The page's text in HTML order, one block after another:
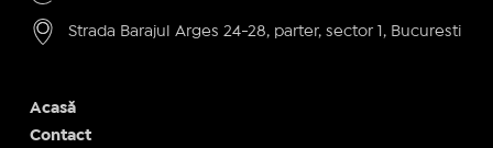
Strada Barajul Arges 24-28, parter, sector 1, Bucuresti
Acasă
Contact